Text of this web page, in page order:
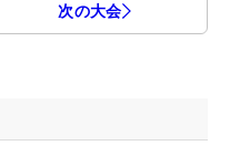
次の大会